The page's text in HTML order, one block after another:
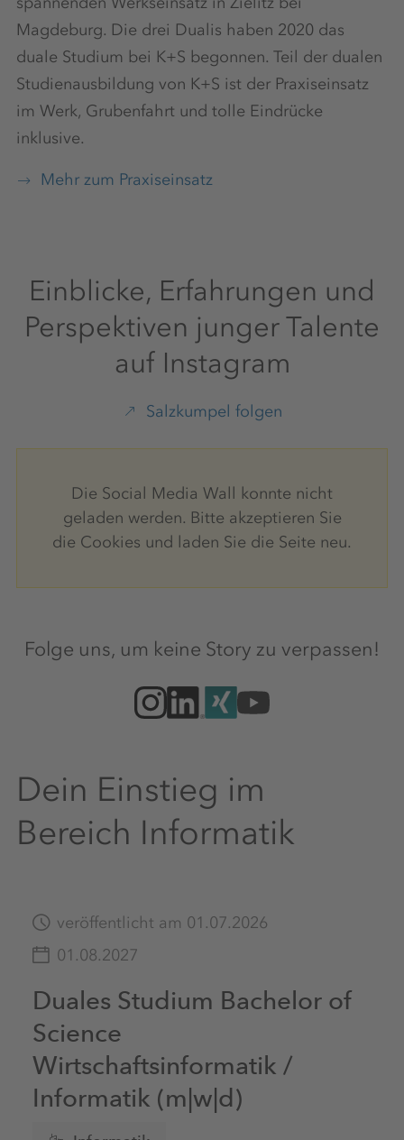
Magdeburg. Die drei Dualis haben 2020 das
duale Studium bei K+S begonnen. Teil der dualen
Studienausbildung von K+S ist der Praxiseinsatz
im Werk, Grubenfahrt und tolle Eindrücke
inklusive.
Mehr zum Praxiseinsatz
Einblicke, Erfahrungen und
Perspektiven junger Talente
auf Instagram
Salzkumpel folgen
Die Social Media Wall konnte nicht
geladen werden. Bitte akzeptieren Sie
die Cookies und laden Sie die Seite neu.
Folge uns, um keine Story zu verpassen!
Dein Einstieg im
Bereich Informatik
veröffentlicht am 01.07.2026
01.08.2027
Duales Studium Bachelor of
Science
Wirtschaftsinformatik /
Informatik (m|w|d)